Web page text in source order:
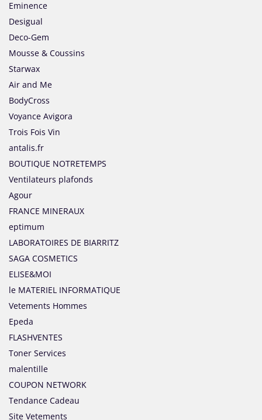
Eminence
Desigual
Deco-Gem
Mousse & Coussins
Starwax
Air and Me
BodyCross
Voyance Avigora
Trois Fois Vin
antalis.fr
BOUTIQUE NOTRETEMPS
Ventilateurs plafonds
Agour
FRANCE MINERAUX
eptimum
LABORATOIRES DE BIARRITZ
SAGA COSMETICS
ELISE&MOI
le MATERIEL INFORMATIQUE
Vetements Hommes
Epeda
FLASHVENTES
Toner Services
malentille
COUPON NETWORK
Tendance Cadeau
Site Vetements